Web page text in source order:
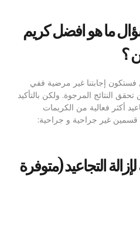
ماهوافضلكريم
؟
إجابتنا غير مرضية ففي
النتائج المرجوة. ولكن بالتأكيد
أكثر فعالية من الكريمات
غير جراحية و جراحية:
التجاعيد (متوفرة